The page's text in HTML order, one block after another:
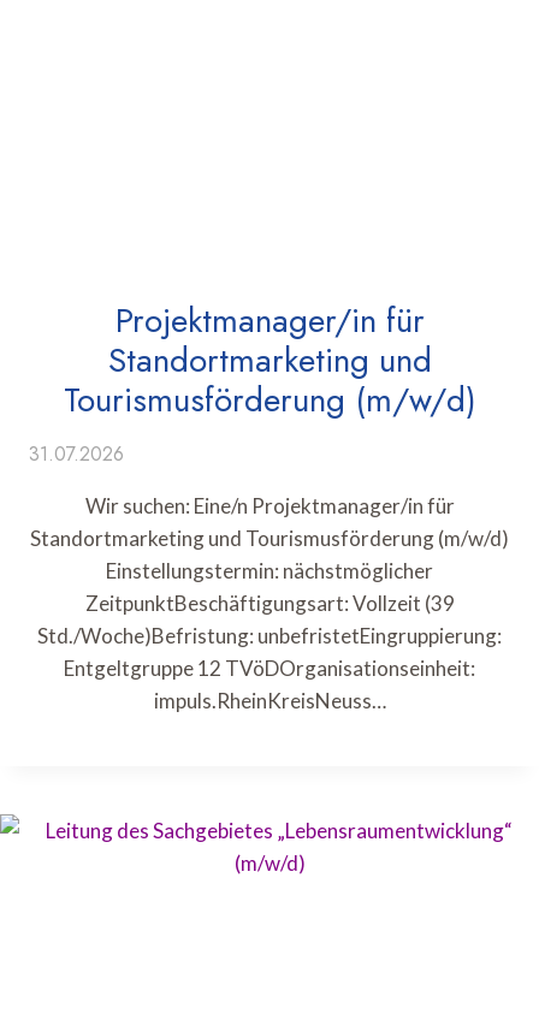
Projektmanager/in für
Standortmarketing und
Tourismusförderung (m/w/d)
31.07.2026
Wir suchen: Eine/n Projektmanager/in für
Standortmarketing und Tourismusförderung (m/w/d)
Einstellungstermin: nächstmöglicher
ZeitpunktBeschäftigungsart: Vollzeit (39
Std./Woche)Befristung: unbefristetEingruppierung:
Entgeltgruppe 12 TVöDOrganisationseinheit:
impuls.RheinKreisNeuss…